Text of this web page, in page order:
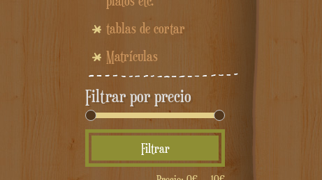
tablas de cortar
Matrículas
Filtrar por precio
mínimo
máximo
Filtrar